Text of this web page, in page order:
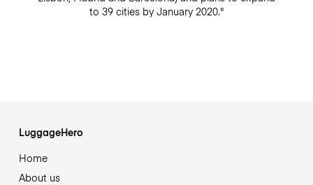
to 39 cities by January 2020."
LuggageHero
Home
About us